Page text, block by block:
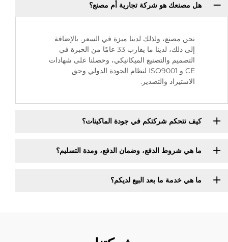
هل مصنعك هو شركة تجارية أم مصنع؟
نحن مصنع، ولذلك لدينا ميزة في السعر. بالإضافة
إلى ذلك، لدينا ما يقارب 33 عامًا من الخبرة في
التصميم والتصنيع الميكانيكي، وحصلنا على شهادات
CE و ISO9001 لنظام الجودة الدولي وحق
الاستيراد والتصدير.
كيف تتحكم شركتكم في جودة الماكينات؟
ما هي شروط الدفع، وضمان الدفع، ومدة التسليم؟
ما هي خدمة ما بعد البيع لديكم؟